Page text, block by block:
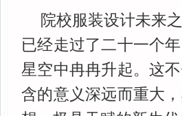
院校服装设计未来
已经走过了二十一个
星空中冉冉升起。这
含的意义深远而重大